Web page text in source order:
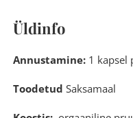
Üldinfo
Annustamine: 1 kapsel
Toodetud Saksamaal